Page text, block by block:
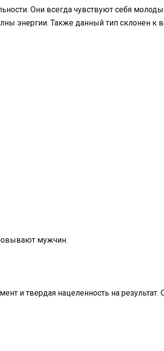
Они всегда чувствуют себя
энергии. Также данный тип склонен к
мужчин.
и твердая нацеленность на